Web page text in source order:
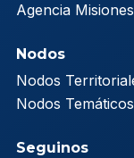
Agencia
Nodos
Nodos
Nodos Temáticos
Seguinos